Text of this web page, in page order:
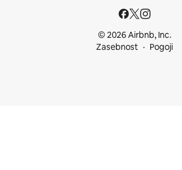
© 2026 Airbnb, Inc.
Zasebnost
Pogoji